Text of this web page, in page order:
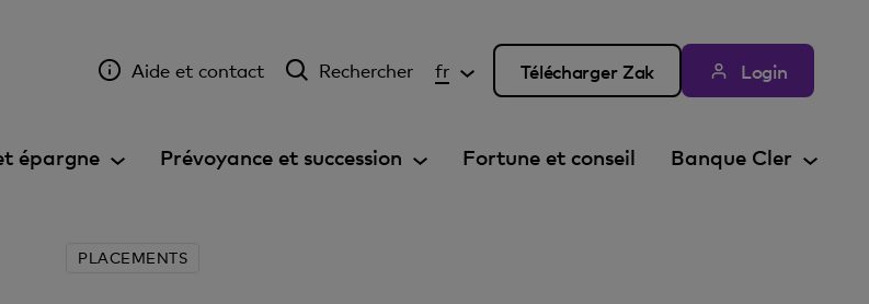
Aide et contact Rechercher fr Télécharger Zak Login
épargne Prévoyance et succession Fortune et conseil Banque Cler
PLACEMENTS